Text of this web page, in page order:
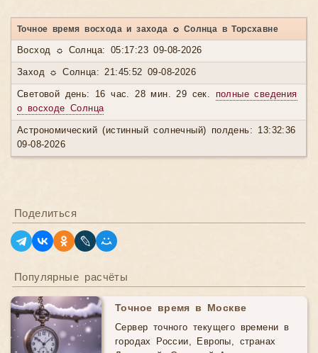
Точное время восхода и захода ☼ Солнца в Торсхавне
Восход ☼ Солнца: 05:17:23 09-08-2026
Заход ☼ Солнца: 21:45:52 09-08-2026
Световой день: 16 час. 28 мин. 29 сек. полные сведения
о восходе Солнца
Астрономический (истинный солнечный) полдень: 13:32:36
09-08-2026
Поделиться
Популярные расчёты
Точное время в Москве
Сервер точного текущего времени в
городах России, Европы, странах